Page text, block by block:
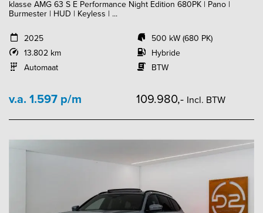
klasse AMG 63 S E Performance Night Edition 680PK | Pano |
Burmester | HUD | Keyless | ...
2025
13.802 km
Automaat
500 kW (680 PK)
Hybride
BTW
v.a. 1.597 p/m 109.980,- Incl. BTW